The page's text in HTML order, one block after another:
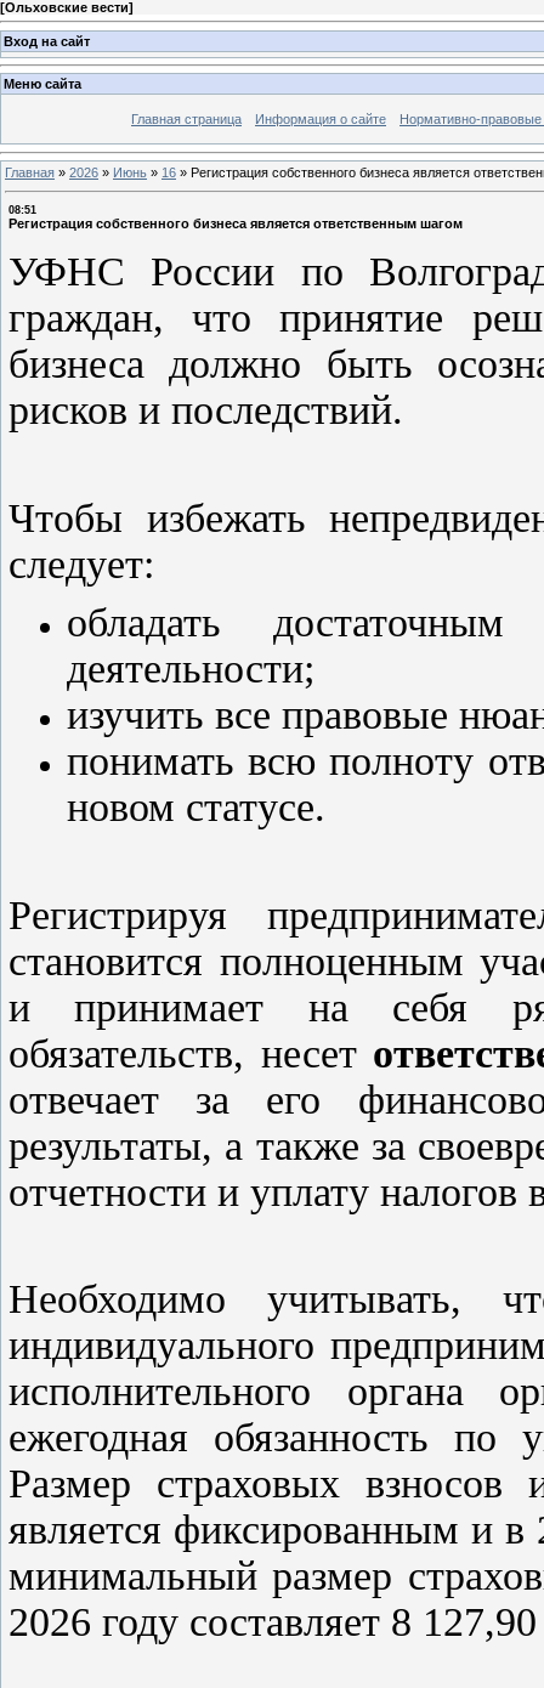
[Ольховские вести]
Вход на сайт
Меню сайта
Главная страница Информация о сайте Нормативно-правовые
Главная » 2026 » Июнь » 16 » Регистрация собственного бизнеса является
08:51
Регистрация собственного бизнеса является ответственным шагом
УФНС России по
граждан, что принятие
бизнеса должно быть
рисков и последствий.
Чтобы избежать
следует:
обладать
деятельности;
изучить все правовые
понимать всю полноту
новом статусе.
Регистрируя
становится полноценным
и принимает на себя
обязательств, несет
отвечает за его
результаты, а также за
отчетности и уплату налогов
Необходимо учитывать,
индивидуального
исполнительного органа
ежегодная обязанность по
Размер страховых взносов
является фиксированным и в
минимальный размер
2026 году составляет 8